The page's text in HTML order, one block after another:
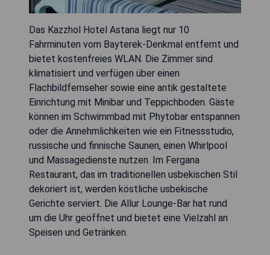
Das Kazzhol Hotel Astana liegt nur 10
Fahrminuten vom Bayterek-Denkmal entfernt und
bietet kostenfreies WLAN. Die Zimmer sind
klimatisiert und verfügen über einen
Flachbildfernseher sowie eine antik gestaltete
Einrichtung mit Minibar und Teppichboden. Gäste
können im Schwimmbad mit Phytobar entspannen
oder die Annehmlichkeiten wie ein Fitnessstudio,
russische und finnische Saunen, einen Whirlpool
und Massagedienste nutzen. Im Fergana
Restaurant, das im traditionellen usbekischen Stil
dekoriert ist, werden köstliche usbekische
Gerichte serviert. Die Allur Lounge-Bar hat rund
um die Uhr geöffnet und bietet eine Vielzahl an
Speisen und Getränken.